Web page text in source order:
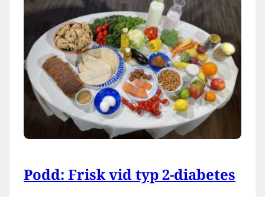
Podd: Frisk vid typ 2-diabetes